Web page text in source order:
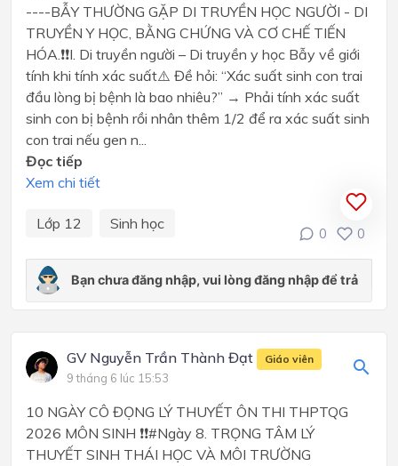
----BẪY THƯỜNG GẶP DI TRUYỀN HỌC NGƯỜI - DI
TRUYỀN Y HỌC, BẰNG CHỨNG VÀ CƠ CHẾ TIẾN
HÓA.❗❗I. Di truyền người – Di truyền y học Bẫy về giới
tính khi tính xác suất⚠️ Đề hỏi: “Xác suất sinh con trai
đầu lòng bị bệnh là bao nhiêu?” → Phải tính xác suất
sinh con bị bệnh rồi nhân thêm 1/2 để ra xác suất sinh
con trai nếu gen n...
Đọc tiếp
Xem chi tiết
Lớp 12 Sinh học
0 0
GV Nguyễn Trần Thành Đạt Giáo viên
9 tháng 6 lúc 15:53
10 NGÀY CÔ ĐỌNG LÝ THUYẾT ÔN THI THPTQG
2026 MÔN SINH ❗❗#Ngày 8. TRỌNG TÂM LÝ
THUYẾT SINH THÁI HỌC VÀ MÔI TRƯỜNG